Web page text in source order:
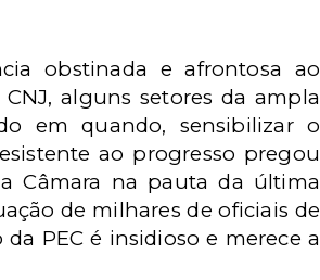
obstinada e afrontosa ao
alguns setores da ampla
em quando, sensibilizar o
ao progresso pregou
Câmara na pauta da última
de milhares de oficiais de
PEC é insidioso e merece a